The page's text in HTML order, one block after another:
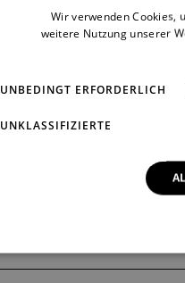
Wir verwenden Cookies,
weitere Nutzung unserer
UNBEDINGT ERFORDERLICH
UNKLASSIFIZIERTE